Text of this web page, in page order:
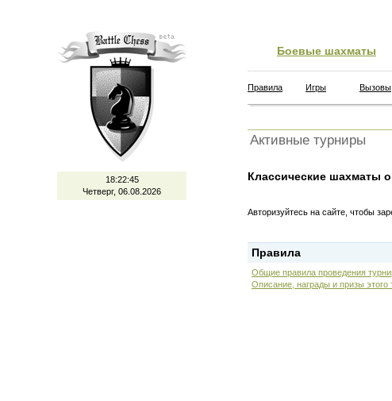
18:22:45
Четверг, 06.08.2026
Боевые шахматы
Правила Игры Вызовы
Активные турниры
Классические шахматы
Авторизуйтесь на сайте, чтобы
Правила
Общие правила проведения
Описание, награды и призы этого